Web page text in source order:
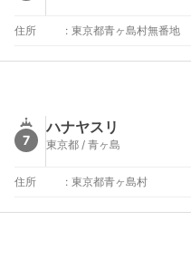
住所 : 東京都青ヶ島村無番地
7
ハナヤスリ
東京都 / 青ヶ島
住所 : 東京都青ヶ島村